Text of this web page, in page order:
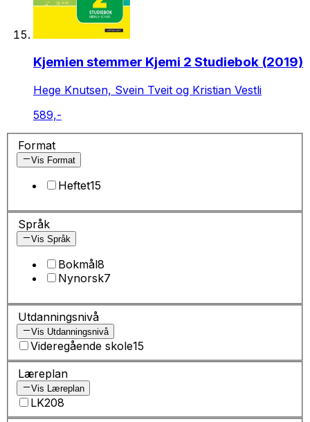
Kjemien stemmer Kjemi 2 Studiebok (2019)
Hege Knutsen, Svein Tveit og Kristian Vestli
589,-
Format
Vis Format
Heftet15
Språk
Vis Språk
Bokmål8
Nynorsk7
Utdanningsnivå
Vis Utdanningsnivå
Videregående skole15
Læreplan
Vis Læreplan
LK208